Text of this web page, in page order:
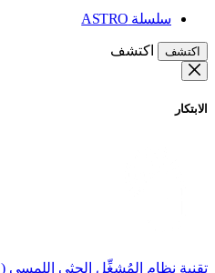
سلسلة ASTRO
اكتشف اكتشف
الابتكار
تقنية نظام المُشغِّل الحثي اللمسي (HITS)